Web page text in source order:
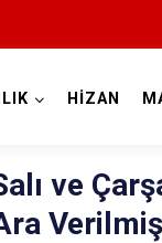
HİZAN
ve